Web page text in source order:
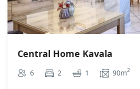
Central Home Kavala
6 2 1 90m2